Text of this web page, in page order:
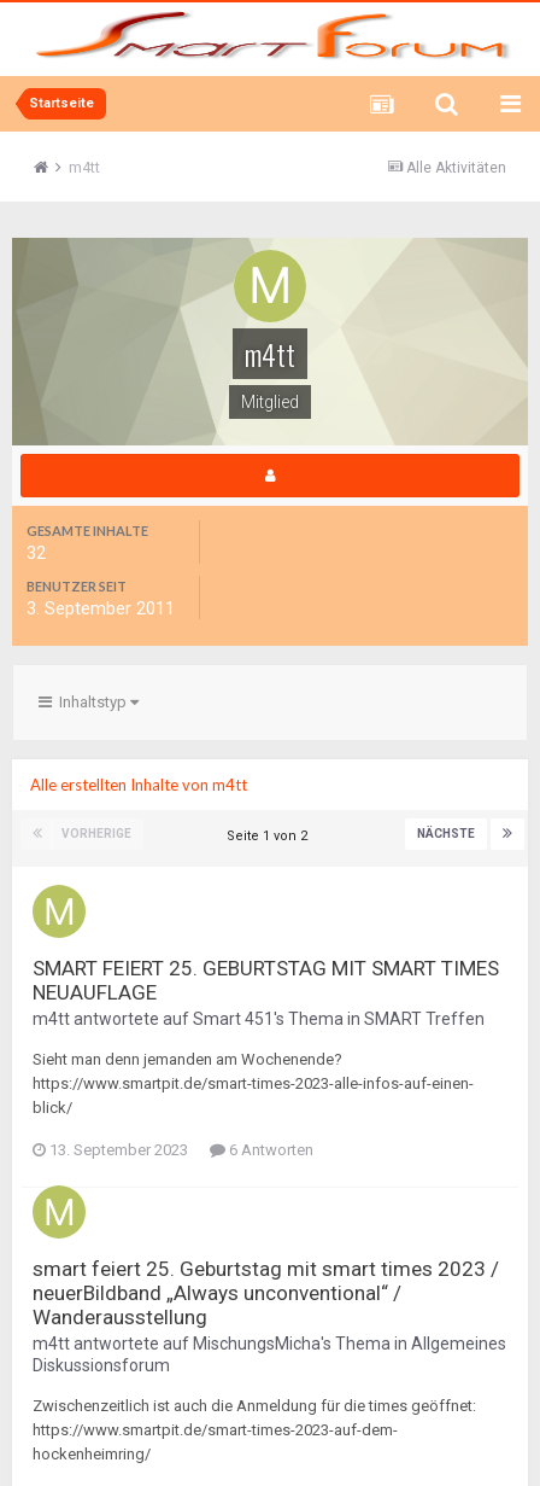
Startseite
Alle Aktivitäten
m4tt
m4tt
Mitglied
GESAMTE INHALTE
32
BENUTZER SEIT
3. September 2011
Inhaltstyp
Alle erstellten Inhalte von m4tt
VORHERIGE NÄCHSTE
Seite 1 von 2
SMART FEIERT 25. GEBURTSTAG MIT SMART TIMES
NEUAUFLAGE
m4ttantwortete aufSmart 451's Thema in SMART Treffen
Sieht man denn jemanden am Wochenende?
https://www.smartpit.de/smart-times-2023-alle-infos-auf-einen-
blick/
13. September 2023 6 Antworten
smart feiert 25. Geburtstag mit smart times 2023 /
neuerBildband „Always unconventional“ /
Wanderausstellung
m4ttantwortete auf MischungsMicha's Thema in Allgemeines
Diskussionsforum
Zwischenzeitlich ist auch die Anmeldung für die times geöffnet:
https://www.smartpit.de/smart-times-2023-auf-dem-
hockenheimring/